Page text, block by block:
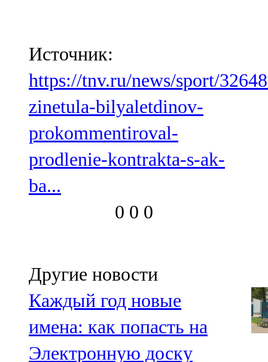
Источник:
https://tnv.ru/news/sport/
zinetula-bilyaletdinov-
prokommentiroval-
prodlenie-kontrakta-s-ak-
ba...
0 0 0
Другие новости
Каждый год новые
имена: как попасть на
Электронную доску